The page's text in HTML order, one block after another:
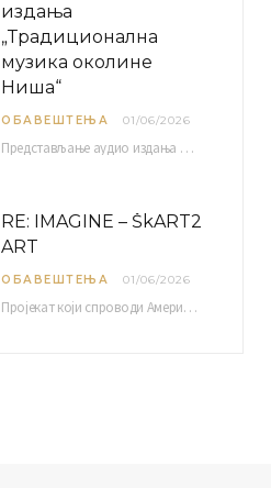
издања
„Традиционална
музика околине
Ниша“
ОБАВЕШТЕЊА 01/06/2026
Представљање аудио издања “Традиционална музика околине Ниша” организује се у оквиру пројекта О-10-17 Музичко наслеђе…
RE: IMAGINE – ŠkART2
ART
ОБАВЕШТЕЊА 01/06/2026
Пројекат који спроводи Америчка привредна комора уз подршку компаније Philip Morris International, са циљем повезивања…